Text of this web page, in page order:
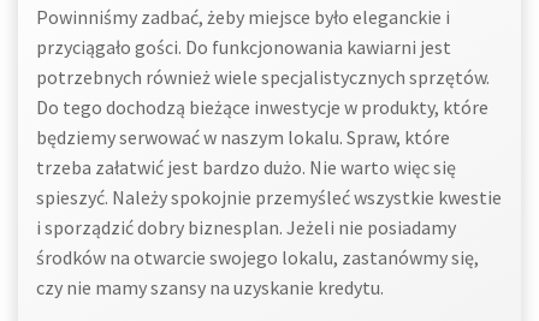
Powinniśmy zadbać, żeby miejsce było eleganckie i
przyciągało gości. Do funkcjonowania kawiarni jest
potrzebnych również wiele specjalistycznych sprzętów.
Do tego dochodzą bieżące inwestycje w produkty, które
będziemy serwować w naszym lokalu. Spraw, które
trzeba załatwić jest bardzo dużo. Nie warto więc się
spieszyć. Należy spokojnie przemyśleć wszystkie kwestie
i sporządzić dobry biznesplan. Jeżeli nie posiadamy
środków na otwarcie swojego lokalu, zastanówmy się,
czy nie mamy szansy na uzyskanie kredytu.